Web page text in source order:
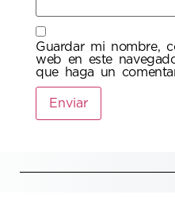
Guardar mi nombre,
web en este
que haga un